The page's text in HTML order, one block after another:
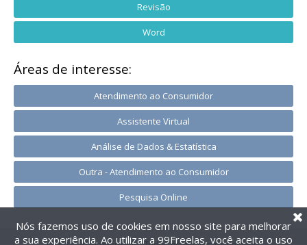
Revisão
Word
Áreas de interesse:
Atendimento ao Consumidor
Assistente Virtual
Análise de Dados & Estatística
Outra - Atendimento ao Consumidor
Pesquisa Online
Nós fazemos uso de cookies em nosso site para melhorar
a sua experiência. Ao utilizar a 99Freelas, você aceita o uso